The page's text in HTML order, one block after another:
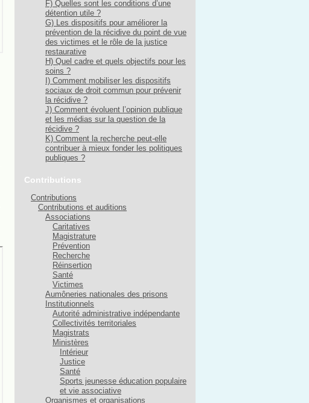
F) Quelles sont les conditions d’une
détention utile ?
G) Les dispositifs pour améliorer la
prévention de la récidive du point de vue
des victimes et le rôle de la justice
restaurative
H) Quel cadre et quels objectifs pour les
soins ?
I) Comment mobiliser les dispositifs
sociaux de droit commun pour prévenir
la récidive ?
J) Comment évoluent l’opinion publique
et les médias sur la question de la
récidive ?
K) Comment la recherche peut-elle
contribuer à mieux fonder les politiques
publiques ?
Contributions
Contributions
Contributions et auditions
Associations
Caritatives
Magistrature
Prévention
Recherche
Réinsertion
Santé
Victimes
Aumôneries nationales des prisons
Institutionnels
Autorité administrative indépendante
Collectivités territoriales
Magistrats
Ministères
Intérieur
Justice
Santé
Sports jeunesse éducation populaire
et vie associative
Organismes et organisations